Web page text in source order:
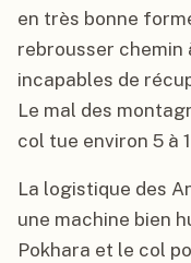
en très bonne
rebrousser chemin
incapables de
Le mal des
col tue environ 5 à
La logistique des
une machine bien
Pokhara et le col